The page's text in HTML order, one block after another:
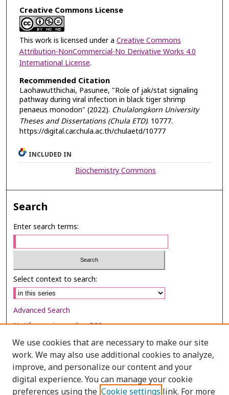
Creative Commons License
This work is licensed under a Creative Commons
Attribution-NonCommercial-No Derivative Works 4.0
International License.
Recommended Citation
Laohawutthichai, Pasunee, "Role of jak/stat signaling
pathway during viral infection in black tiger shrimp
penaeus monodon" (2022). Chulalongkorn University
Theses and Dissertations (Chula ETD). 10777.
https://digital.car.chula.ac.th/chulaetd/10777
INCLUDED IN
Biochemistry Commons
Search
Enter search terms:
Select context to search:
Advanced Search
Notify me via email orRSS
Browse
Collections
Disciplines
We use cookies that are necessary to make our site
work. We may also use additional cookies to analyze,
improve, and personalize our content and your
digital experience. You can manage your cookie
preferences using the Cookie settings link. For more